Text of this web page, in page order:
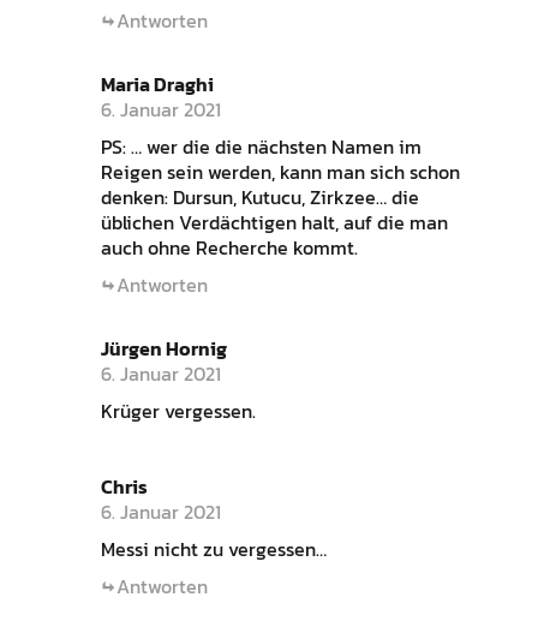
Antworten
Maria Draghi
6. Januar 2021
PS: … wer die die nächsten Namen im
Reigen sein werden, kann man sich schon
denken: Dursun, Kutucu, Zirkzee… die
üblichen Verdächtigen halt, auf die man
auch ohne Recherche kommt.
Antworten
Jürgen Hornig
6. Januar 2021
Krüger vergessen.
Chris
6. Januar 2021
Messi nicht zu vergessen…
Antworten